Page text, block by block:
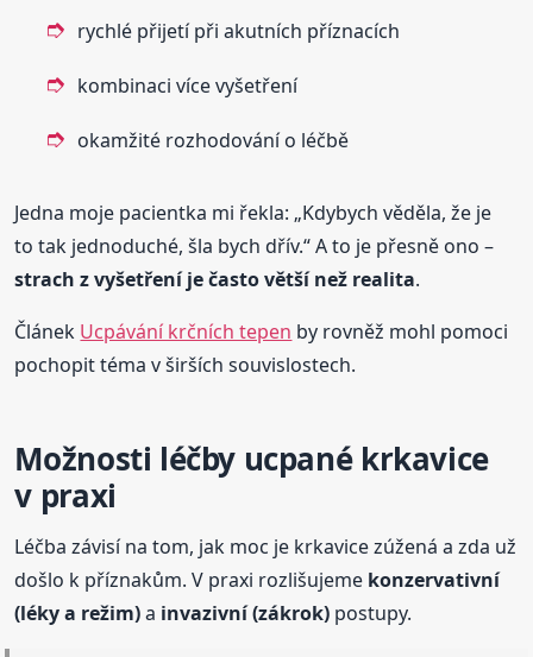
rychlé přijetí při akutních příznacích
kombinaci více vyšetření
okamžité rozhodování o léčbě
Jedna moje pacientka mi řekla: „Kdybych věděla, že je
to tak jednoduché, šla bych dřív.“ A to je přesně ono –
strach z vyšetření je často větší než realita.
Článek Ucpávání krčních tepen by rovněž mohl pomoci
pochopit téma v širších souvislostech.
Možnosti léčby ucpané krkavice
v praxi
Léčba závisí na tom, jak moc je krkavice zúžená a zda už
došlo k příznakům. V praxi rozlišujeme konzervativní
(léky a režim)a invazivní (zákrok) postupy.